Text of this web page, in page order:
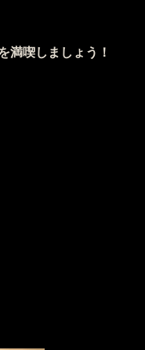
満喫しましょう！